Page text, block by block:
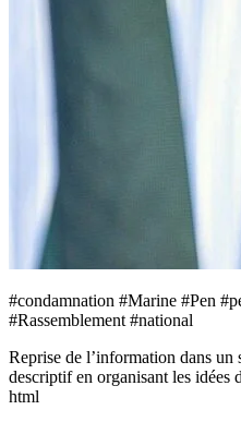
#condamnation #Marine #Pen
#Rassemblement #national
Reprise de l’information dans
descriptif en organisant les idées
html